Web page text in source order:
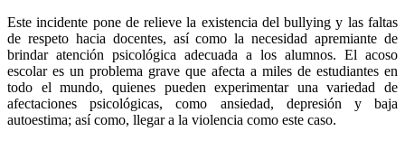
Este incidente pone de relieve la existencia del bullying y las faltas
de respeto hacia docentes, así como la necesidad apremiante de
brindar atención psicológica adecuada a los alumnos. El acoso
escolar es un problema grave que afecta a miles de estudiantes en
todo el mundo, quienes pueden experimentar una variedad de
afectaciones psicológicas, como ansiedad, depresión y baja
autoestima; así como, llegar a la violencia como este caso.